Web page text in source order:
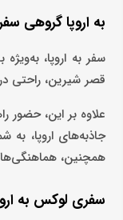
به اروپا گروهی
سفر به اروپا،
قصر شیرین، راحتی
علاوه بر این، حضور
جاذبه‌های اروپا، به
همچنین،
سفری لوکس به